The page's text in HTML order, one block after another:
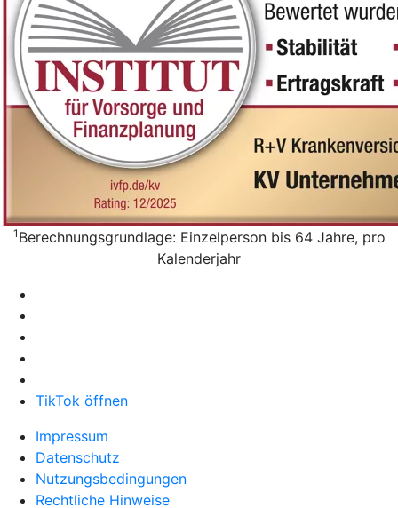
1 Berechnungsgrundlage: Einzelperson bis 64 Jahre, pro
Kalenderjahr
TikTok öffnen
Impressum
Datenschutz
Nutzungsbedingungen
Rechtliche Hinweise